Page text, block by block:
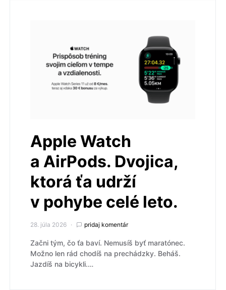
Apple Watch
a AirPods. Dvojica,
ktorá ťa udrží
v pohybe celé leto.
28. júla 2026 pridaj komentár
Začni tým, čo ťa baví. Nemusíš byť maratónec.
Možno len rád chodíš na prechádzky. Beháš.
Jazdíš na bicykli.…